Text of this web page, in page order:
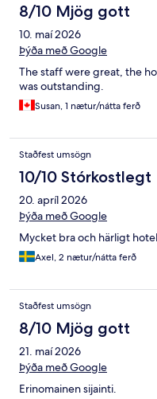
8/10 Mjög gott
10. maí 2026
Þýða með Google
The staff were great, the
was outstanding.
Susan, 1 nætur/nátta ferð
Staðfest umsögn
10/10 Stórkostlegt
20. apríl 2026
Þýða með Google
Mycket bra och härligt
Axel, 2 nætur/nátta ferð
Staðfest umsögn
8/10 Mjög gott
21. maí 2026
Þýða með Google
Erinomainen sijainti.